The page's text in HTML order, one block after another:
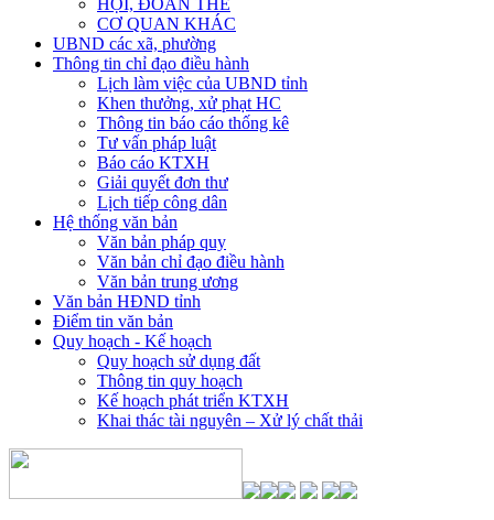
HỘI, ĐOÀN THỂ
CƠ QUAN KHÁC
UBND các xã, phường
Thông tin chỉ đạo điều hành
Lịch làm việc của UBND tỉnh
Khen thưởng, xử phạt HC
Thông tin báo cáo thống kê
Tư vấn pháp luật
Báo cáo KTXH
Giải quyết đơn thư
Lịch tiếp công dân
Hệ thống văn bản
Văn bản pháp quy
Văn bản chỉ đạo điều hành
Văn bản trung ương
Văn bản HĐND tỉnh
Điểm tin văn bản
Quy hoạch - Kế hoạch
Quy hoạch sử dụng đất
Thông tin quy hoạch
Kế hoạch phát triển KTXH
Khai thác tài nguyên – Xử lý chất thải